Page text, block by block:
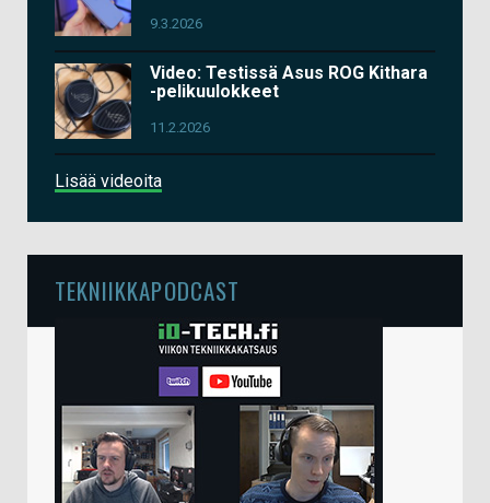
9.3.2026
Video: Testissä Asus ROG Kithara
-pelikuulokkeet
11.2.2026
Lisää videoita
TEKNIIKKAPODCAST